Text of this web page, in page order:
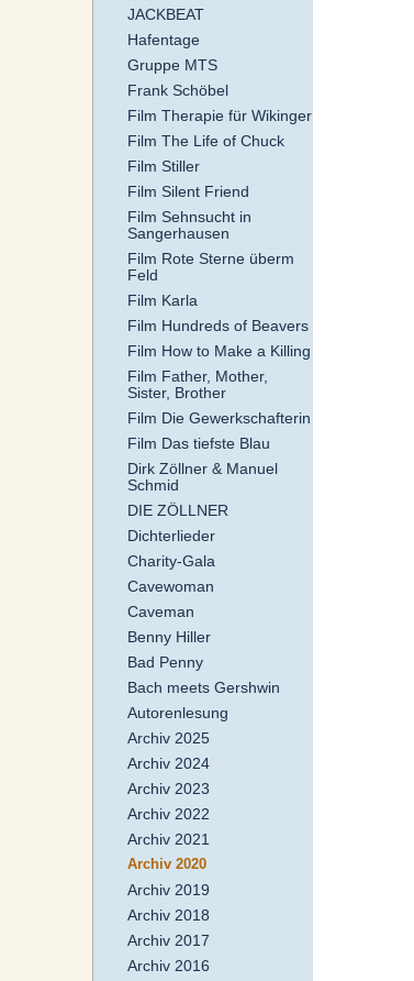
JACKBEAT
Hafentage
Gruppe MTS
Frank Schöbel
Film Therapie für Wikinger
Film The Life of Chuck
Film Stiller
Film Silent Friend
Film Sehnsucht in
Sangerhausen
Film Rote Sterne überm
Feld
Film Karla
Film Hundreds of Beavers
Film How to Make a Killing
Film Father, Mother,
Sister, Brother
Film Die Gewerkschafterin
Film Das tiefste Blau
Dirk Zöllner & Manuel
Schmid
DIE ZÖLLNER
Dichterlieder
Charity-Gala
Cavewoman
Caveman
Benny Hiller
Bad Penny
Bach meets Gershwin
Autorenlesung
Archiv 2025
Archiv 2024
Archiv 2023
Archiv 2022
Archiv 2021
Archiv 2020
Archiv 2019
Archiv 2018
Archiv 2017
Archiv 2016